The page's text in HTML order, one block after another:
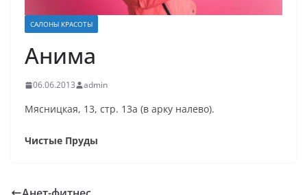
САЛОНЫ КРАСОТЫ
Анима
06.06.2013 admin
Мясницкая, 13, стр. 13а (в арку налево).
Чистые Пруды